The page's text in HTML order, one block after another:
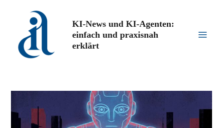
springen
KI-News und KI-Agenten:
einfach und praxisnah
erklärt